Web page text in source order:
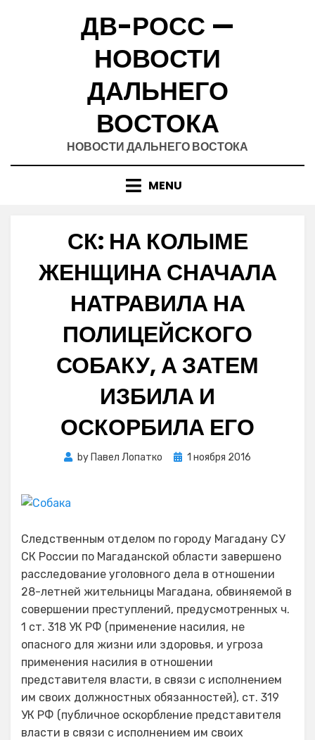
ДВ-РОСС —
НОВОСТИ
ДАЛЬНЕГО
ВОСТОКА
НОВОСТИ ДАЛЬНЕГО ВОСТОКА
MENU
СК: НА КОЛЫМЕ
ЖЕНЩИНА СНАЧАЛА
НАТРАВИЛА НА
ПОЛИЦЕЙСКОГО
СОБАКУ, А ЗАТЕМ
ИЗБИЛА И
ОСКОРБИЛА ЕГО
by Павел Лопатко
Posted
1 ноября 2016
Следственным отделом по городу Магадану СУ
СК России по Магаданской области завершено
расследование уголовного дела в отношении
28-летней жительницы Магадана, обвиняемой в
совершении преступлений, предусмотренных ч.
1 ст. 318 УК РФ (применение насилия, не
опасного для жизни или здоровья, и угроза
применения насилия в отношении
представителя власти, в связи с исполнением
им своих должностных обязанностей), ст. 319
УК РФ (публичное оскорбление представителя
власти в связи с исполнением им своих